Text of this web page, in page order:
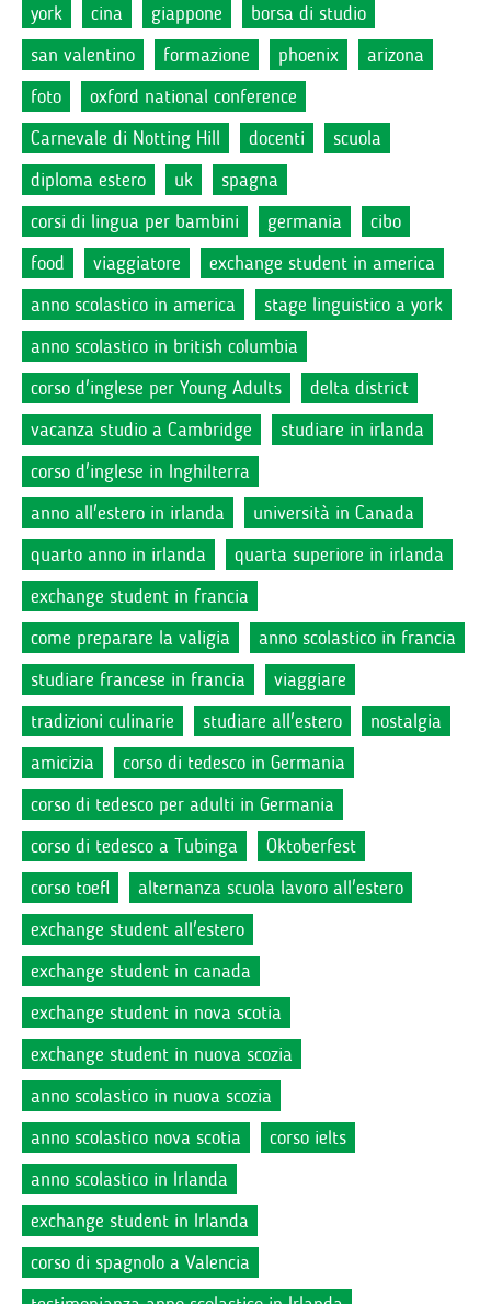
york
cina giappone
borsa di studio
san valentino
formazione phoenix
arizona
foto
oxford national conference
Carnevale di Notting Hill
docenti
scuola
diploma estero
uk
spagna
corsi di lingua per bambini
germania
cibo
food
viaggiatore
exchange student in america
anno scolastico in america
stage linguistico a york
anno scolastico in british columbia
corso d'inglese per Young Adults
delta district
vacanza studio a Cambridge
studiare in irlanda
corso d'inglese in Inghilterra
anno all'estero in irlanda
università in Canada
quarto anno in irlanda
quarta superiore in irlanda
exchange student in francia
come preparare la valigia
anno scolastico in francia
studiare francese in francia
viaggiare
tradizioni culinarie
studiare all'estero
nostalgia
amicizia
corso di tedesco in Germania
corso di tedesco per adulti in Germania
corso di tedesco a Tubinga
Oktoberfest
corso toefl
alternanza scuola lavoro all'estero
exchange student all'estero
exchange student in canada
exchange student in nova scotia
exchange student in nuova scozia
anno scolastico in nuova scozia
anno scolastico nova scotia
corso ielts
anno scolastico in Irlanda
exchange student in Irlanda
corso di spagnolo a Valencia